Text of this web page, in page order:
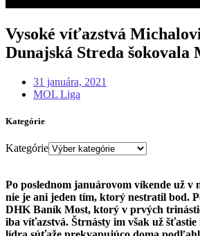
Vysoké víťazstvá
Dunajská Streda šokovala
31 januára, 2021
MOL Liga
Kategórie
Kategórie
Po poslednom januárovom víkende už v
nie je ani jeden tím, ktorý nestratil bod.
DHK Baník Most, ktorý v prvých
iba víťazstvá. Štrnásty im však už